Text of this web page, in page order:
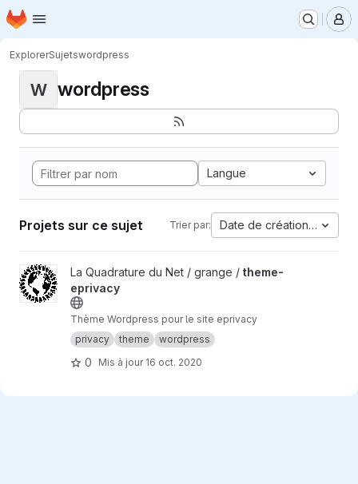
Passer au contenu principal
Page d'accueil
ExplorerSujetswordpress
W wordpress
Langue
Projets sur ce sujet Trier par: Date de création la plus
Afficher le projet theme-eprivacy
La Quadrature du Net / grange / theme-
eprivacy
Thème Wordpress pour le site eprivacy
privacy
theme wordpress
0 Mis à jour 16 oct. 2020